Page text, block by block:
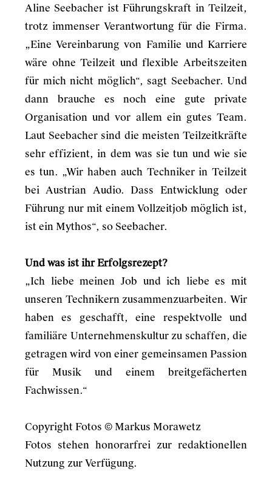
Aline Seebacher ist Führungskraft in Teilzeit,
trotz immenser Verantwortung für die Firma.
„Eine Vereinbarung von Familie und Karriere
wäre ohne Teilzeit und flexible Arbeitszeiten
für mich nicht möglich“, sagt Seebacher. Und
dann brauche es noch eine gute private
Organisation und vor allem ein gutes Team.
Laut Seebacher sind die meisten Teilzeitkräfte
sehr effizient, in dem was sie tun und wie sie
es tun. „Wir haben auch Techniker in Teilzeit
bei Austrian Audio. Dass Entwicklung oder
Führung nur mit einem Vollzeitjob möglich ist,
ist ein Mythos“, so Seebacher.
Und was ist ihr Erfolgsrezept?
„Ich liebe meinen Job und ich liebe es mit
unseren Technikern zusammenzuarbeiten. Wir
haben es geschafft, eine respektvolle und
familiäre Unternehmenskultur zu schaffen, die
getragen wird von einer gemeinsamen Passion
für Musik und einem breitgefächerten
Fachwissen.“
Copyright Fotos © Markus Morawetz
Fotos stehen honorarfrei zur redaktionellen
Nutzung zur Verfügung.